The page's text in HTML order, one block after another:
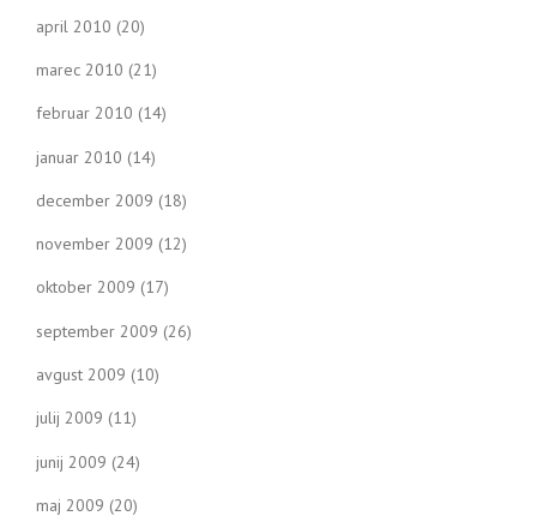
april 2010 (20)
marec 2010 (21)
februar 2010 (14)
januar 2010 (14)
december 2009 (18)
november 2009 (12)
oktober 2009 (17)
september 2009 (26)
avgust 2009 (10)
julij 2009 (11)
junij 2009 (24)
maj 2009 (20)